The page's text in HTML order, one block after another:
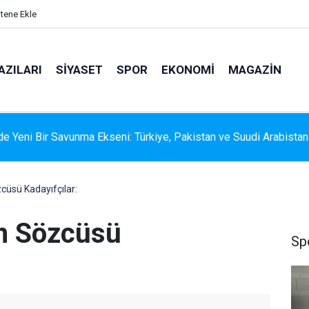
Ekle
SIYASET SPOR EKONOMI MAGAZIN
RİSKİNE KARŞI KAPSAMLI TEMİZLİK
Kadayıfçılar:
Sözcüsü